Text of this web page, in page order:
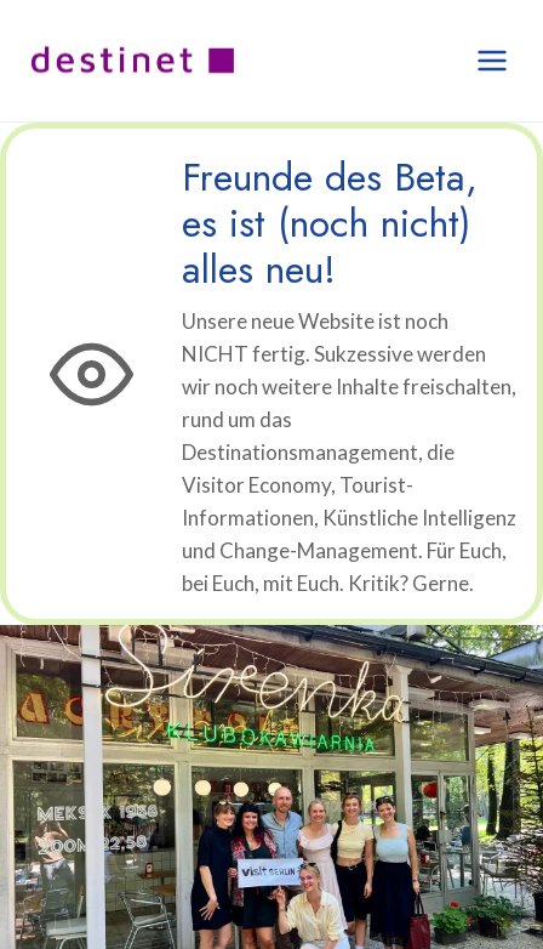
Inhalt
springen
Freunde des Beta,
es ist (noch nicht)
alles neu!
Unsere neue Website ist noch
NICHT fertig. Sukzessive werden
wir noch weitere Inhalte freischalten,
rund um das
Destinationsmanagement, die
Visitor Economy, Tourist-
Informationen, Künstliche Intelligenz
und Change-Management. Für Euch,
bei Euch, mit Euch. Kritik? Gerne.